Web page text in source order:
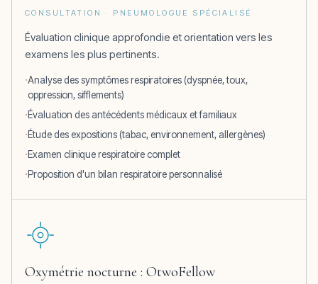
CONSULTATION · PNEUMOLOGUE SPÉCIALISÉ
Évaluation clinique approfondie et orientation vers les
examens les plus pertinents.
Analyse des symptômes respiratoires (dyspnée, toux,
oppression, sifflements)
Évaluation des antécédents médicaux et familiaux
Étude des expositions (tabac, environnement, allergènes)
Examen clinique respiratoire complet
Proposition d'un bilan respiratoire personnalisé
Oxymétrie nocturne : OtwoFellow